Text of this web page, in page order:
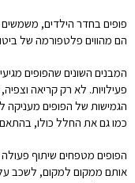
פופים בחדר הילדים,
הם מהווים פלטפורמה של
המבנים השונים שהפופים
פעילויות. לא רק קריאה
הגמישות של הפופים
כמו גם את החלל כולו,
הפופים מטפחים שיתוף
אותם ממקום למקום, לשכב